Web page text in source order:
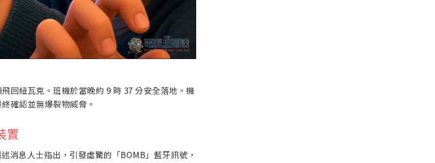
回紐瓦克。班機於當晚約 9 時 37 分安全落地。機
確認並無爆裂物威脅。
置
消息人士指出，引發虛驚的「BOMB」藍牙訊號，